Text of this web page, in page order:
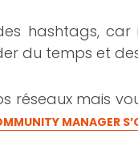
des hashtags,
du temps et
réseaux mais
MANAGER